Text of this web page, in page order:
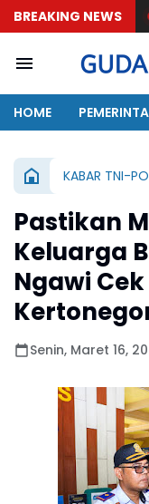
BREAKING NEWS
Jakarta
HOME
KABAR TNI-
Pastikan
Keluarga
Ngawi
Senin, Maret 16,